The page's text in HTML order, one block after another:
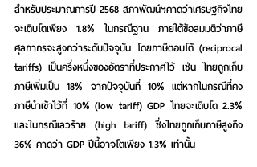
สำหรับประมาณการปี 2568 สภาพัฒน์ฯคาดว่าเศรษฐกิจไทย
จะเติบโตเพียง 1.8% ในกรณีฐาน ภายใต้ข้อสมมติว่าภาษี
ศุลกากรจะสูงกว่าระดับปัจจุบัน โดยภาษีตอบโต้ (reciprocal
tariffs) เป็นครึ่งหนึ่งของอัตราที่ประกาศไว้ เช่น ไทยถูกเก็บ
ภาษีเพิ่มเป็น 18% จากปัจจุบันที่ 10% แต่หากในกรณีที่คง
ภาษีนำเข้าไว้ที่ 10% (low tariff) GDP ไทยจะเติบโต 2.3%
และในกรณีเลวร้าย (high tariff) ซึ่งไทยถูกเก็บภาษีสูงถึง
36% คาดว่า GDP ปีนี้อาจโตเพียง 1.3% เท่านั้น